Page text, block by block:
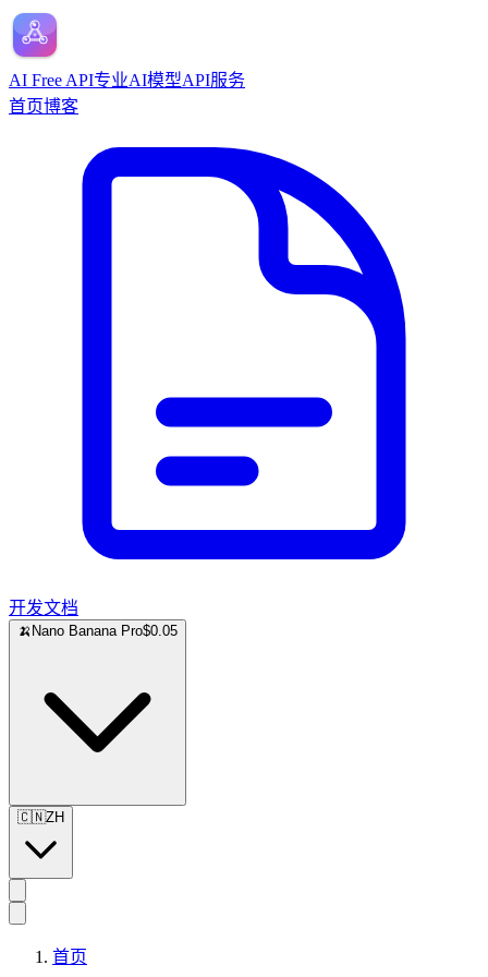
AI Free API专业AI模型API服务
首页博客
开发文档
🍌 Nano Banana Pro$0.05
🇨🇳ZH
首页